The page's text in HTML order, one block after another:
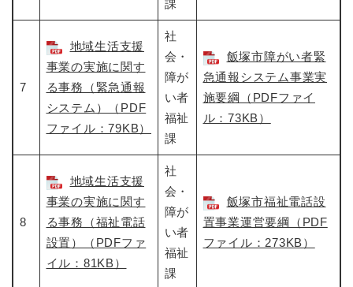
課
7
地域生活支援
事業の実施に関す
る事務（緊急通報
システム）（PDF
ファイル：79KB）
社
会・
障が
い者
福祉
課
飯塚市障がい者緊
急通報システム事業実
施要綱（PDFファイ
ル：73KB）
8
地域生活支援
事業の実施に関す
る事務（福祉電話
設置）（PDFファ
イル：81KB）
社
会・
障が
い者
福祉
課
飯塚市福祉電話設
置事業運営要綱（PDF
ファイル：273KB）